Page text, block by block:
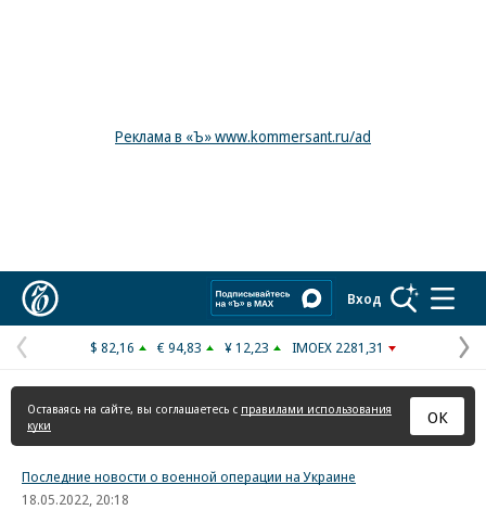
Реклама в «Ъ» www.kommersant.ru/ad
Вход
Предыдущая
страница
$ 82,16 € 94,83 ¥ 12,23 IMOEX 2281,31
Оставаясь на сайте, вы соглашаетесь с правилами использования
куки
ОК
Последние новости о военной операции на Украине
18.05.2022, 20:18